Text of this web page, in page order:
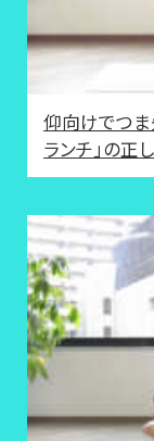
仰向けでつま
ランチ」の正